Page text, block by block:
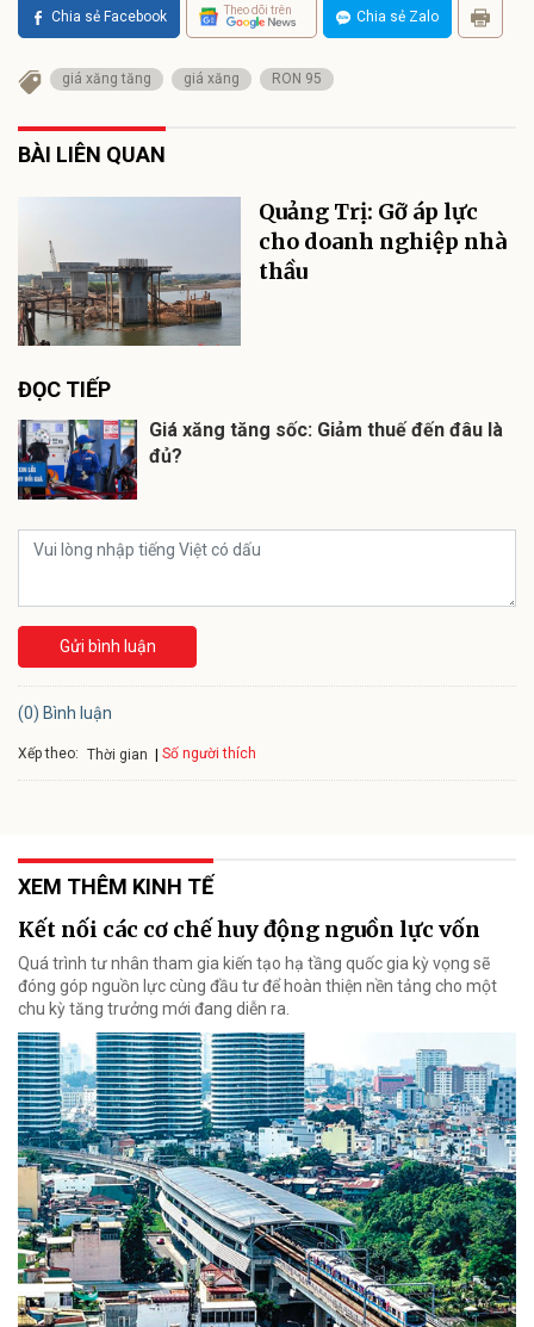
Chia sẻ Facebook Theo dõi trên Chia sẻ Zalo
giá xăng tăng giá xăng RON 95
BÀI LIÊN QUAN
Quảng Trị: Gỡ áp lực
cho doanh nghiệp nhà
thầu
ĐỌC TIẾP
Giá xăng tăng sốc: Giảm thuế đến đâu là
đủ?
Gửi bình luận
(0) Bình luận
Xếp theo: Thời gian Số người thích
XEM THÊM KINH TẾ
Kết nối các cơ chế huy động nguồn lực vốn
Quá trình tư nhân tham gia kiến tạo hạ tầng quốc gia kỳ vọng sẽ
đóng góp nguồn lực cùng đầu tư để hoàn thiện nền tảng cho một
chu kỳ tăng trưởng mới đang diễn ra.